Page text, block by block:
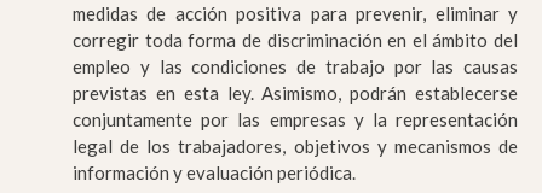
medidas de acción positiva para prevenir, eliminar y
corregir toda forma de discriminación en el ámbito del
empleo y las condiciones de trabajo por las causas
previstas en esta ley. Asimismo, podrán establecerse
conjuntamente por las empresas y la representación
legal de los trabajadores, objetivos y mecanismos de
información y evaluación periódica.